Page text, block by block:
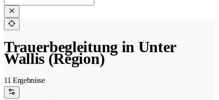
Trauerbegleitung in Unter
Wallis (Region)
11 Ergebnisse